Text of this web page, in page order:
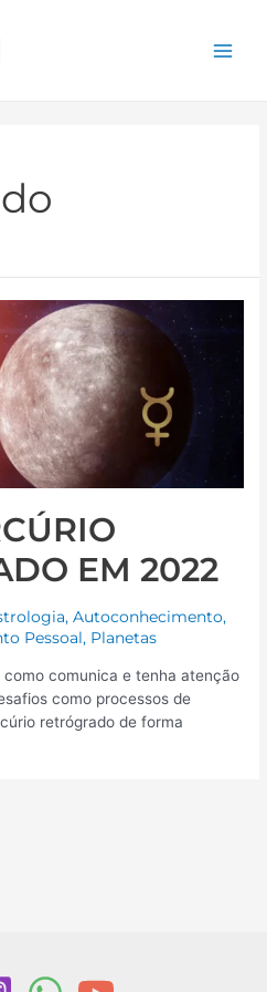
EM 2022
, Autoconhecimento,
Pessoal, Planetas
comunica e tenha atenção
como processos de
retrógrado de forma